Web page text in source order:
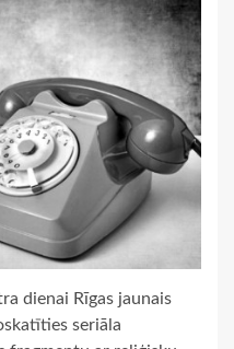
dienai Rīgas jaunais
seriāla